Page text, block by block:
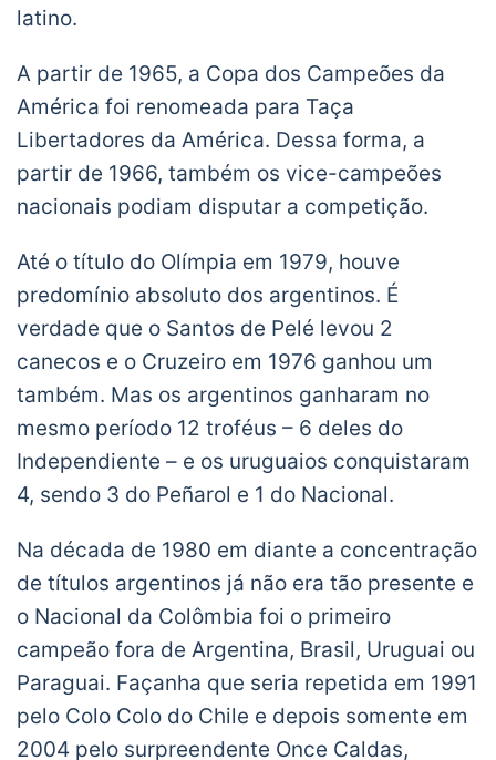
latino.
A partir de 1965, a Copa dos Campeões da
América foi renomeada para Taça
Libertadores da América. Dessa forma, a
partir de 1966, também os vice-campeões
nacionais podiam disputar a competição.
Até o título do Olímpia em 1979, houve
predomínio absoluto dos argentinos. É
verdade que o Santos de Pelé levou 2
canecos e o Cruzeiro em 1976 ganhou um
também. Mas os argentinos ganharam no
mesmo período 12 troféus – 6 deles do
Independiente – e os uruguaios conquistaram
4, sendo 3 do Peñarol e 1 do Nacional.
Na década de 1980 em diante a concentração
de títulos argentinos já não era tão presente e
o Nacional da Colômbia foi o primeiro
campeão fora de Argentina, Brasil, Uruguai ou
Paraguai. Façanha que seria repetida em 1991
pelo Colo Colo do Chile e depois somente em
2004 pelo surpreendente Once Caldas,